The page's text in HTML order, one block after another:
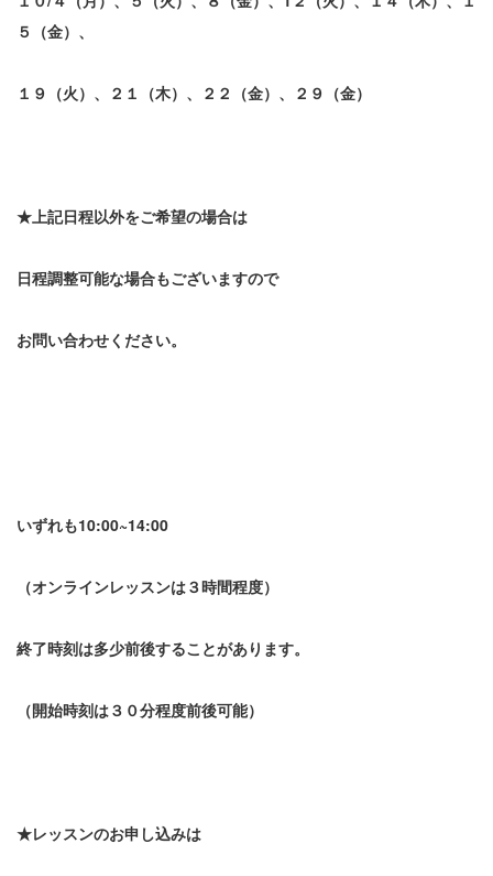
５ （金）、
１９（火）、 ２１ （木）、２２ （金）、 ２９ （金）
★上記日程以外をご希望の場合は
日程調整可能な場合もございますので
お問い合わせください。
いずれも10:00~14:00
（オンラインレッスンは３時間程度）
終了時刻は多少前後することがあります。
（開始時刻は３０分程度前後可能）
★レッスンのお申し込みは